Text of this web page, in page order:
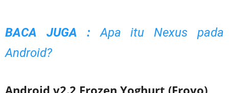
BACA JUGA :
Apa itu Nexus pada
Android?